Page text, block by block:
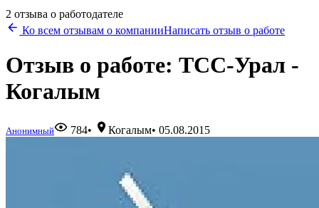
2 отзыва о работодателе
Ко всем отзывам о компанииНаписать отзыв о работе
Отзыв о работе: ТСС-Урал -
Когалым
Анонимный 784• Когалым•05.08.2015